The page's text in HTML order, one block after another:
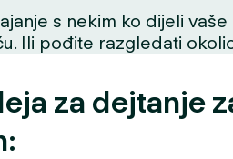
s nekim ko dijeli
Ili pođite razgledati
za dejtanje